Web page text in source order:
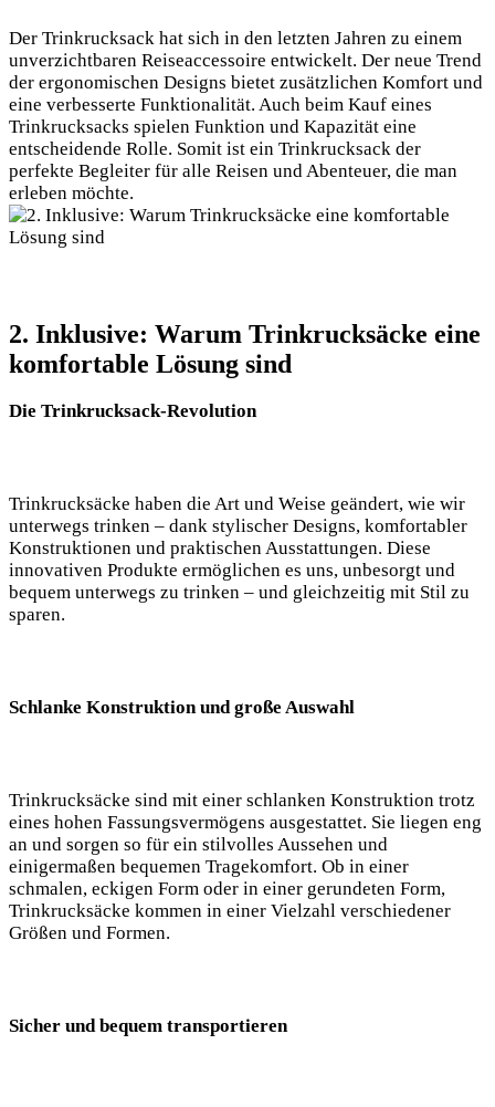
Der ⁤Trinkrucksack hat sich in den letzten​ Jahren zu ‍einem
unverzichtbaren Reiseaccessoire‍ entwickelt. Der neue Trend​
der⁢ ergonomischen‌ Designs bietet⁢ zusätzlichen Komfort und
eine verbesserte ​Funktionalität. Auch ⁢beim Kauf eines
Trinkrucksacks spielen Funktion ‌und Kapazität ⁢eine
entscheidende Rolle.‍ Somit ist ein ⁢Trinkrucksack der
perfekte Begleiter⁤ für ⁢alle Reisen und Abenteuer, die man
⁣erleben möchte.
2. Inklusive: Warum Trinkrucksäcke eine
komfortable Lösung​ sind
Die ⁣Trinkrucksack-Revolution
Trinkrucksäcke haben die⁤ Art und Weise⁤ geändert, wie wir
unterwegs ‌trinken‌ –⁤ dank stylischer ⁤Designs, ⁤komfortabler
Konstruktionen und praktischen Ausstattungen. Diese
innovativen Produkte ermöglichen⁢ es uns, unbesorgt‍ und
‍bequem unterwegs zu⁣ trinken – und gleichzeitig​ mit ⁤Stil zu
sparen. ⁤
Schlanke Konstruktion ‍und große Auswahl
Trinkrucksäcke sind mit einer‌ schlanken Konstruktion trotz ​
eines hohen Fassungsvermögens ausgestattet. Sie liegen eng ​
an und sorgen so für ‍ein ‍stilvolles Aussehen und
‌einigermaßen‌ bequemen Tragekomfort. Ob in⁢ einer
schmalen, eckigen Form oder in einer ⁤gerundeten Form,
Trinkrucksäcke kommen in einer Vielzahl‍ verschiedener⁢
Größen und Formen.
Sicher ​und ⁣bequem transportieren